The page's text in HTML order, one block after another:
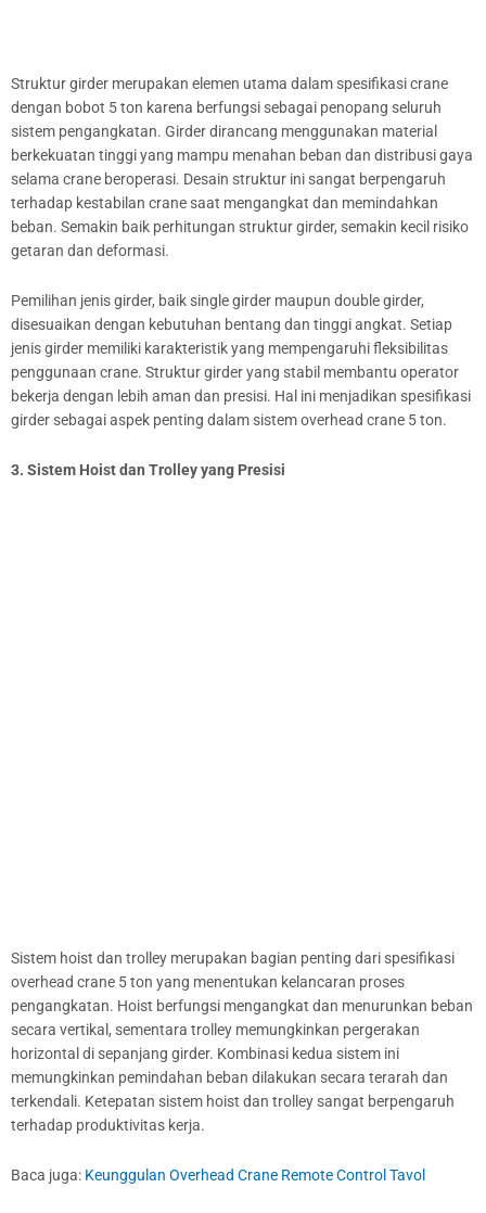
Struktur girder merupakan elemen utama dalam spesifikasi crane
dengan bobot 5 ton karena berfungsi sebagai penopang seluruh
sistem pengangkatan. Girder dirancang menggunakan material
berkekuatan tinggi yang mampu menahan beban dan distribusi gaya
selama crane beroperasi. Desain struktur ini sangat berpengaruh
terhadap kestabilan crane saat mengangkat dan memindahkan
beban. Semakin baik perhitungan struktur girder, semakin kecil risiko
getaran dan deformasi.
Pemilihan jenis girder, baik single girder maupun double girder,
disesuaikan dengan kebutuhan bentang dan tinggi angkat. Setiap
jenis girder memiliki karakteristik yang mempengaruhi fleksibilitas
penggunaan crane. Struktur girder yang stabil membantu operator
bekerja dengan lebih aman dan presisi. Hal ini menjadikan spesifikasi
girder sebagai aspek penting dalam sistem overhead crane 5 ton.
3. Sistem Hoist dan Trolley yang Presisi
Sistem hoist dan trolley merupakan bagian penting dari spesifikasi
overhead crane 5 ton yang menentukan kelancaran proses
pengangkatan. Hoist berfungsi mengangkat dan menurunkan beban
secara vertikal, sementara trolley memungkinkan pergerakan
horizontal di sepanjang girder. Kombinasi kedua sistem ini
memungkinkan pemindahan beban dilakukan secara terarah dan
terkendali. Ketepatan sistem hoist dan trolley sangat berpengaruh
terhadap produktivitas kerja.
Baca juga: Keunggulan Overhead Crane Remote Control Tavol